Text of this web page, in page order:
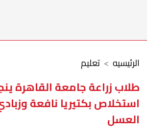
تعليم الرئيسيه
طلاب زراعة جامعة القاهرة
استخلاص بكتيريا نافعة
العسل